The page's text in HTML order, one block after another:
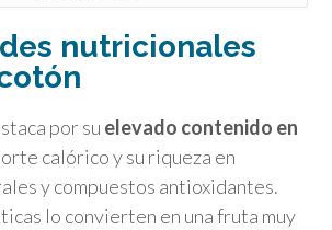
nutricionales
por su elevado contenido en
calórico y su riqueza en
y compuestos antioxidantes.
lo convierten en una fruta muy